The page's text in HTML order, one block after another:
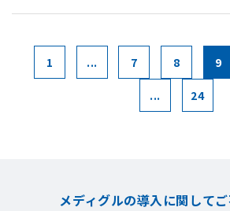
1 ... 7 8 9
... 24
メディグルの導入に関して